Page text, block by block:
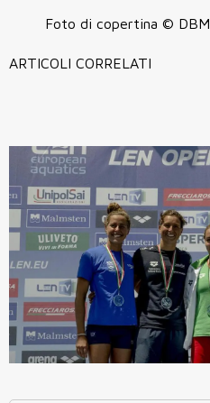
Foto di copertina © DBM
ARTICOLI CORRELATI